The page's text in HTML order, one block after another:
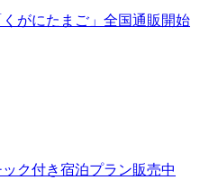
がにたまご」全国通販開始
ク付き宿泊プラン販売中